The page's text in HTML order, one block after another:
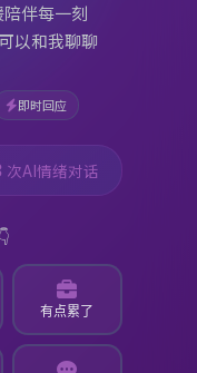
伴每一刻
以和我聊聊
即时回应
次AI情绪对话
有点累了